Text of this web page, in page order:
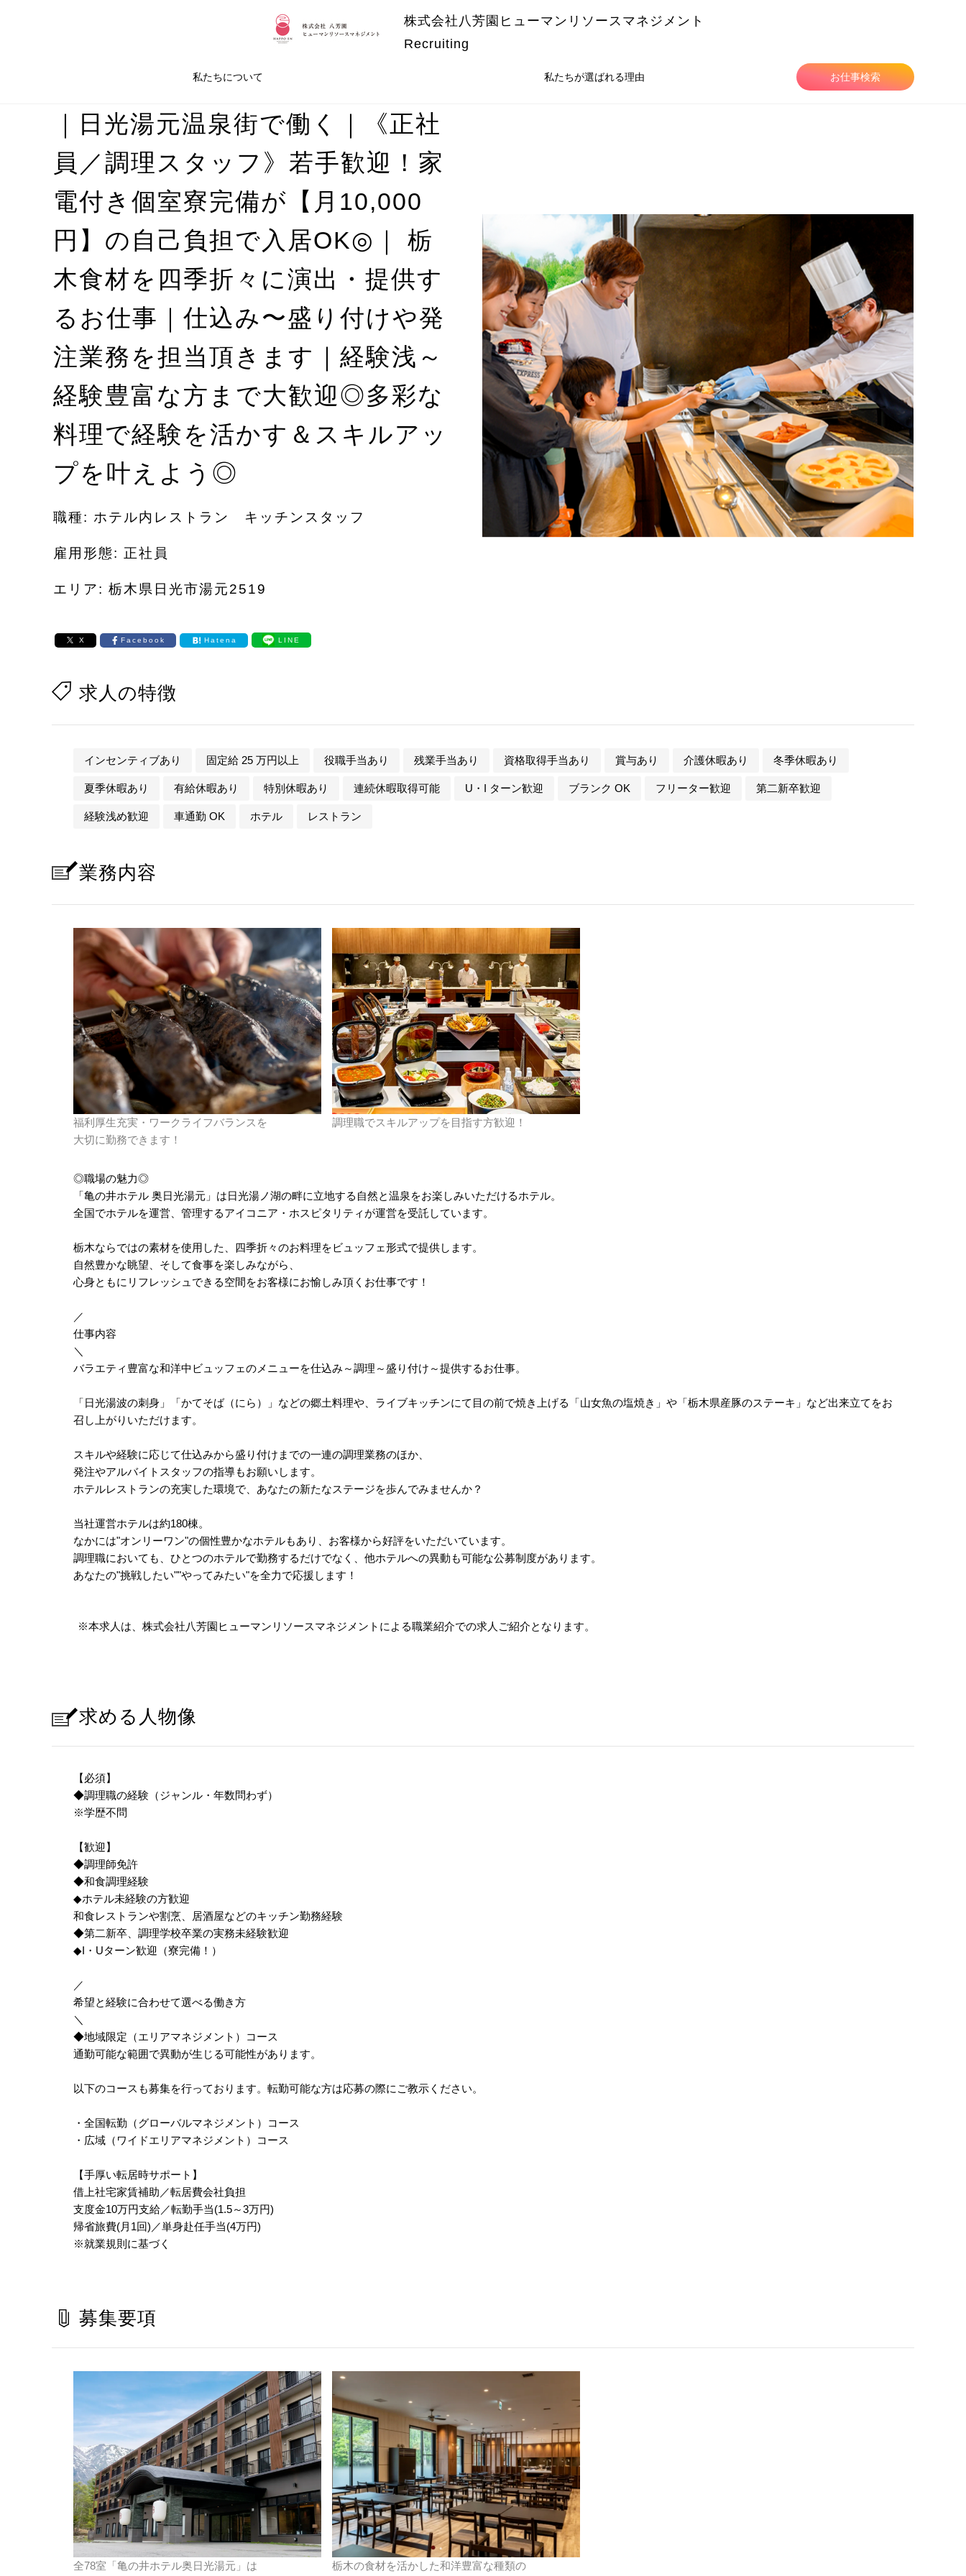
株式会社八芳園ヒューマンリソースマネジメント
Recruiting
私たちについて 私たちが選ばれる理由 お仕事検索
｜日光湯元温泉街で働く｜《正社
員／調理スタッフ》若手歓迎！家
電付き個室寮完備が【月10,000
円】の自己負担で入居OK◎｜ 栃
木食材を四季折々に演出・提供す
るお仕事｜仕込み〜盛り付けや発
注業務を担当頂きます｜経験浅～
経験豊富な方まで大歓迎◎多彩な
料理で経験を活かす＆スキルアッ
プを叶えよう◎
職種: ホテル内レストラン キッチンスタッフ
雇用形態: 正社員
エリア: 栃木県日光市湯元2519
X Facebook Hatena LINE
求人の特徴
インセンティブあり 固定給 25 万円以上 役職手当あり 残業手当あり 資格取得手当あり 賞与あり 介護休暇あり 冬季休暇あり
夏季休暇あり 有給休暇あり 特別休暇あり 連続休暇取得可能 U・I ターン歓迎 ブランク OK フリーター歓迎 第二新卒歓迎
経験浅め歓迎 車通勤 OK ホテル レストラン
業務内容
福利厚生充実・ワークライフバランスを
大切に勤務できます！
調理職でスキルアップを目指す方歓迎！
◎職場の魅力◎
「亀の井ホテル 奥日光湯元」は日光湯ノ湖の畔に立地する自然と温泉をお楽しみいただけるホテル。
全国でホテルを運営、管理するアイコニア・ホスピタリティが運営を受託しています。
栃木ならではの素材を使用した、四季折々のお料理をビュッフェ形式で提供します。
自然豊かな眺望、そして食事を楽しみながら、
心身ともにリフレッシュできる空間をお客様にお愉しみ頂くお仕事です！
／
仕事内容
＼
バラエティ豊富な和洋中ビュッフェのメニューを仕込み～調理～盛り付け～提供するお仕事。
「日光湯波の刺身」「かてそば（にら）」などの郷土料理や、ライブキッチンにて目の前で焼き上げる「山女魚の塩焼き」や「栃木県産豚のステーキ」など出来立てをお
召し上がりいただけます。
スキルや経験に応じて仕込みから盛り付けまでの一連の調理業務のほか、
発注やアルバイトスタッフの指導もお願いします。
ホテルレストランの充実した環境で、あなたの新たなステージを歩んでみませんか？
当社運営ホテルは約180棟。
なかには"オンリーワン"の個性豊かなホテルもあり、お客様から好評をいただいています。
調理職においても、ひとつのホテルで勤務するだけでなく、他ホテルへの異動も可能な公募制度があります。
あなたの"挑戦したい""やってみたい"を全力で応援します！
※本求人は、株式会社八芳園ヒューマンリソースマネジメントによる職業紹介での求人ご紹介となります。
求める人物像
【必須】
◆調理職の経験（ジャンル・年数問わず）
※学歴不問
【歓迎】
◆調理師免許
◆和食調理経験
◆ホテル未経験の方歓迎
和食レストランや割烹、居酒屋などのキッチン勤務経験
◆第二新卒、調理学校卒業の実務未経験歓迎
◆I・Uターン歓迎（寮完備！）
／
希望と経験に合わせて選べる働き方
＼
◆地域限定（エリアマネジメント）コース
通勤可能な範囲で異動が生じる可能性があります。
以下のコースも募集を行っております。転勤可能な方は応募の際にご教示ください。
・全国転勤（グローバルマネジメント）コース
・広域（ワイドエリアマネジメント）コース
【手厚い転居時サポート】
借上社宅家賃補助／転居費会社負担
支度金10万円支給／転勤手当(1.5～3万円)
帰省旅費(月1回)／単身赴任手当(4万円)
※就業規則に基づく
募集要項
全78室「亀の井ホテル奥日光湯元」は 栃木の食材を活かした和洋豊富な種類の